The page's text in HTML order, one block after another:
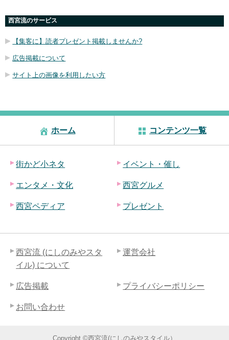
西宮流のサービス
【集客に】読者プレゼント掲載しませんか?
広告掲載について
サイト上の画像を利用したい方
ホーム コンテンツ一覧
街かど小ネタ イベント・催し
エンタメ・文化 西宮グルメ
西宮ペディア プレゼント
西宮流 (にしのみやスタ
イル) について
運営会社
広告掲載 プライバシーポリシー
お問い合わせ
Copyright ©西宮流(にしのみやスタイル）